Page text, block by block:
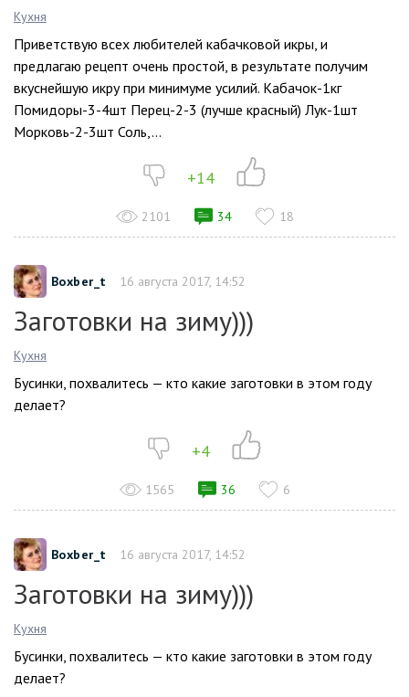
Кухня
Приветствую всех любителей кабачковой икры, и
предлагаю рецепт очень простой, в результате получим
вкуснейшую икру при минимуме усилий. Кабачок-1кг
Помидоры-3-4шт Перец-2-3 (лучше красный) Лук-1шт
Морковь-2-3шт Соль,...
+14
2101 34 18
Boxber_t 16 августа 2017, 14:52
Заготовки на зиму)))
Кухня
Бусинки, похвалитесь — кто какие заготовки в этом году
делает?
+4
1565 36 6
Boxber_t 16 августа 2017, 14:52
Заготовки на зиму)))
Кухня
Бусинки, похвалитесь — кто какие заготовки в этом году
делает?